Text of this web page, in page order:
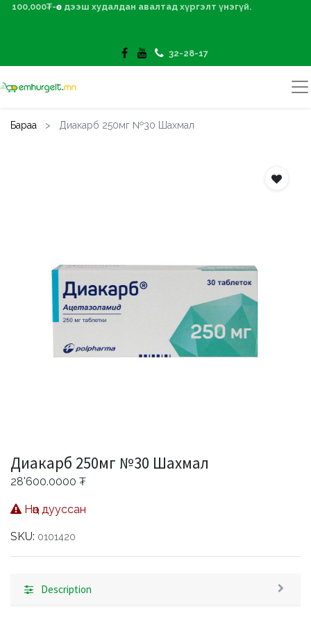
100,000₮-өөс дээш худалдан авалтад хүргэлт үнэгүй.
32-28-17
Бараа Диакарб 250мг №30 Шахмал
Диакарб 250мг №30 Шахмал
28'600.0000 ₮
Нөөц дууссан
SKU: 0101420
Description